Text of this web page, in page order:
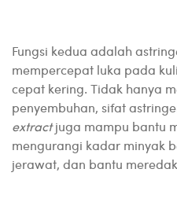
Fungsi kedua adalah
mempercepat luka pada
cepat kering. Tidak hanya
penyembuhan, sifat
extractjuga mampu bantu
mengurangi kadar minyak
jerawat, dan bantu